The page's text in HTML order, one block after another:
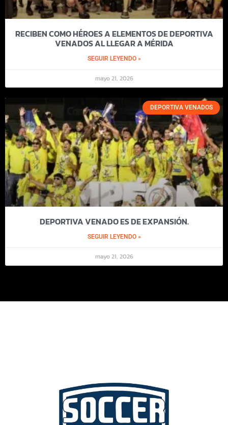
RECIBEN COMO HÉROES A ELEMENTOS DE DEPORTIVA
VENADOS AL LLEGAR A MÉRIDA
SEGUIR LEYENDO »
mayo 21, 2026
DEPORTIVA VENADOS
DEPORTIVA VENADO ES DE EXPANSIÓN.
SEGUIR LEYENDO »
mayo 21, 2026